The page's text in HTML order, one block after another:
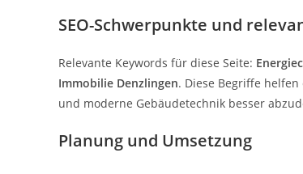
SEO-Schwerpunkte und
Relevante Keywords für diese Seite:
Immobilie Denzlingen. Diese Begriffe
und moderne Gebäudetechnik besser
Planung und Umsetzung